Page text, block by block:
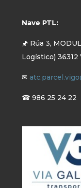
Nave PTL:
🖈 Rúa 3,
Logístico)
✉
☎ 986 25 24 22